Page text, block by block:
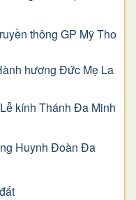
thông GP Mỹ Tho
hương Đức Mẹ La
kính Thánh Đa Minh
Huynh Đoàn Đa